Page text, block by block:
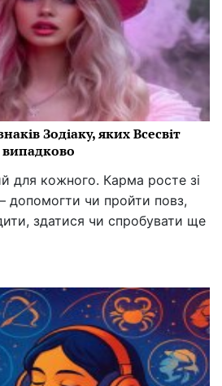
Зодіаку, яких Всесвіт
випадково
для кожного. Карма росте зі
допомогти чи пройти повз,
здатися чи спробувати ще